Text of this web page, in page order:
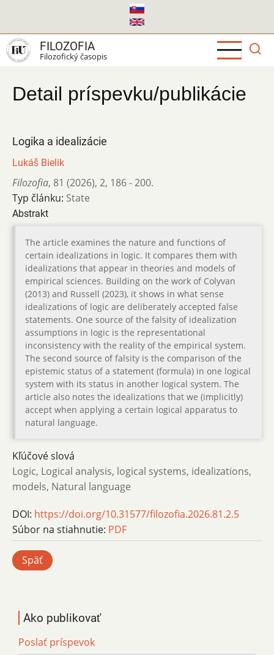
hlavný
obsah
FILOZOFIA
Filozofický časopis
Detail príspevku/publikácie
Logika a idealizácie
Lukáš Bielik
Filozofia, 81 (2026), 2, 186 - 200.
Typ článku: State
Abstrakt
The article examines the nature and functions of
certain idealizations in logic. It compares them with
idealizations that appear in theories and models of
empirical sciences. Building on the work of Colyvan
(2013) and Russell (2023), it shows in what sense
idealizations of logic are deliberately accepted false
statements. One source of the falsity of idealization
assumptions in logic is the representational
inconsistency with the reality of the empirical system.
The second source of falsity is the comparison of the
epistemic status of a statement (formula) in one logical
system with its status in another logical system. The
article also notes the idealizations that we (implicitly)
accept when applying a certain logical apparatus to
natural language.
Kľúčové slová
Logic, Logical analysis, logical systems, idealizations,
models, Natural language
DOI: https://doi.org/10.31577/filozofia.2026.81.2.5
Súbor na stiahnutie: PDF
Späť
Ako publikovať
Poslať príspevok